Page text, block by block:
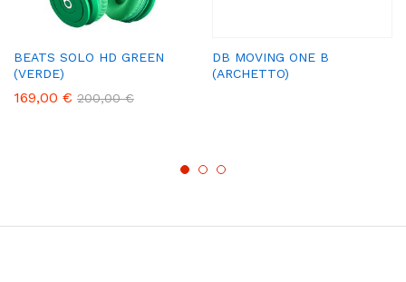
BEATS SOLO HD GREEN
(VERDE)
169,00 € 200,00€
DB MOVING ONE B
(ARCHETTO)